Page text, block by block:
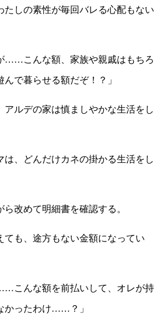
たしの素性が毎回バレる心配もない
……こんな額、家族や親戚はもちろ
で暮らせる額だぞ！？」
ルデの家は慎ましやかな生活をし
は、どんだけカネの掛かる生活をし
改めて明細書を確認する。
ても、途方もない金額になってい
こんな額を前払いして、オレが持
かったわけ……？」